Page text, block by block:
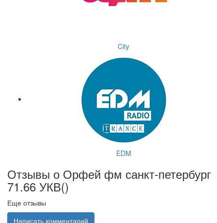
City
EDM
Отзывы о Орфей фм санкт-петербург
71.66 УКВ()
Еще отзывы
Написать комментарий